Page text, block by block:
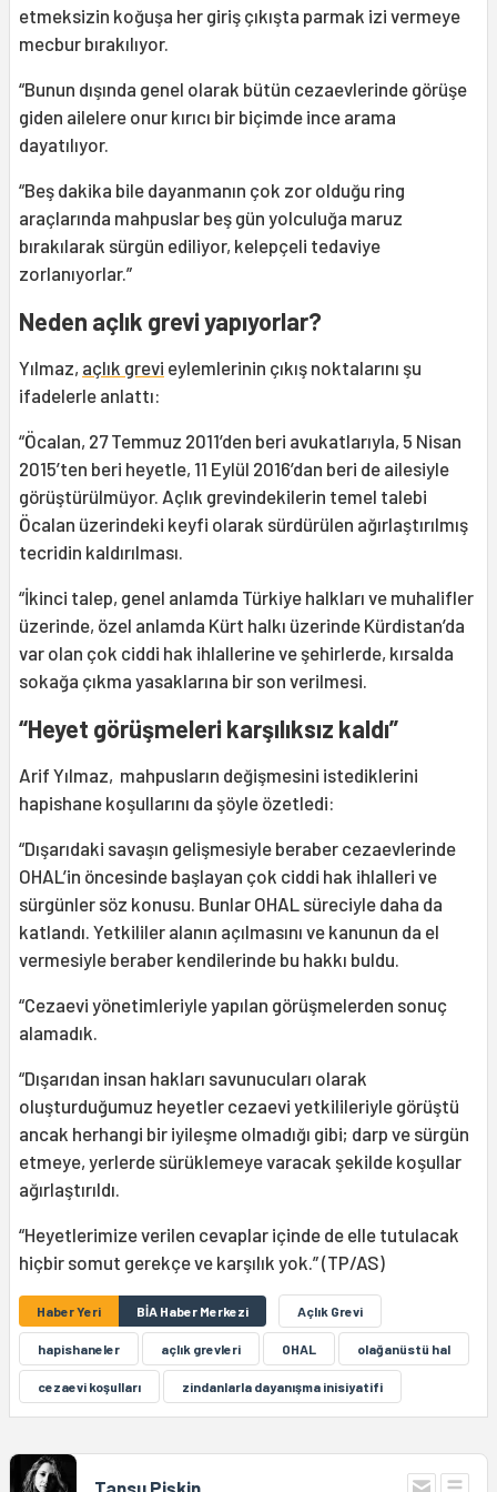
etmeksizin koğuşa her giriş çıkışta parmak izi vermeye
mecbur bırakılıyor.
“Bunun dışında genel olarak bütün cezaevlerinde görüşe
giden ailelere onur kırıcı bir biçimde ince arama
dayatılıyor.
“Beş dakika bile dayanmanın çok zor olduğu ring
araçlarında mahpuslar beş gün yolculuğa maruz
bırakılarak sürgün ediliyor, kelepçeli tedaviye
zorlanıyorlar.”
Neden açlık grevi yapıyorlar?
Yılmaz, açlık grevi eylemlerinin çıkış noktalarını şu
ifadelerle anlattı:
“Öcalan, 27 Temmuz 2011’den beri avukatlarıyla, 5 Nisan
2015’ten beri heyetle, 11 Eylül 2016’dan beri de ailesiyle
görüştürülmüyor. Açlık grevindekilerin temel talebi
Öcalan üzerindeki keyfi olarak sürdürülen ağırlaştırılmış
tecridin kaldırılması.
“İkinci talep, genel anlamda Türkiye halkları ve muhalifler
üzerinde, özel anlamda Kürt halkı üzerinde Kürdistan’da
var olan çok ciddi hak ihlallerine ve şehirlerde, kırsalda
sokağa çıkma yasaklarına bir son verilmesi.
“Heyet görüşmeleri karşılıksız kaldı”
Arif Yılmaz, mahpusların değişmesini istediklerini
hapishane koşullarını da şöyle özetledi:
“Dışarıdaki savaşın gelişmesiyle beraber cezaevlerinde
OHAL’in öncesinde başlayan çok ciddi hak ihlalleri ve
sürgünler söz konusu. Bunlar OHAL süreciyle daha da
katlandı. Yetkililer alanın açılmasını ve kanunun da el
vermesiyle beraber kendilerinde bu hakkı buldu.
“Cezaevi yönetimleriyle yapılan görüşmelerden sonuç
alamadık.
“Dışarıdan insan hakları savunucuları olarak
oluşturduğumuz heyetler cezaevi yetkilileriyle görüştü
ancak herhangi bir iyileşme olmadığı gibi; darp ve sürgün
etmeye, yerlerde sürüklemeye varacak şekilde koşullar
ağırlaştırıldı.
“Heyetlerimize verilen cevaplar içinde de elle tutulacak
hiçbir somut gerekçe ve karşılık yok.” (TP/AS)
Haber Yeri BİA Haber Merkezi Açlık Grevi
hapishaneler açlık grevleri OHAL olağanüstü hal
cezaevi koşulları zindanlarla dayanışma inisiyatifi